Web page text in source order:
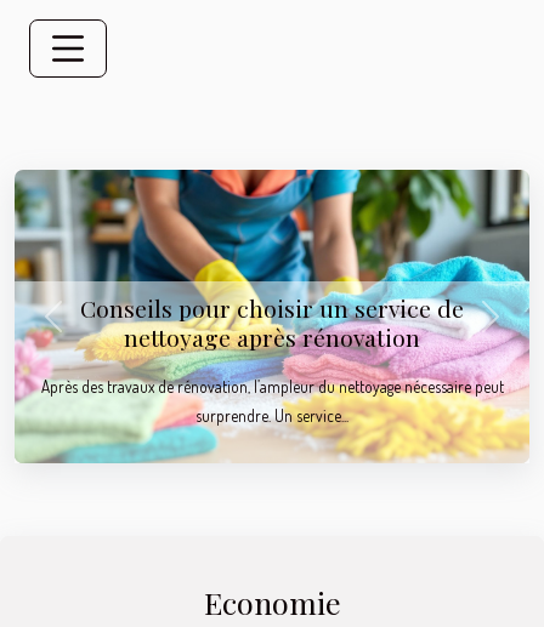
Conseils pour choisir un service de
nettoyage après rénovation
Après des travaux de rénovation, l’ampleur du nettoyage nécessaire peut
surprendre. Un service...
Previous Next
Economie